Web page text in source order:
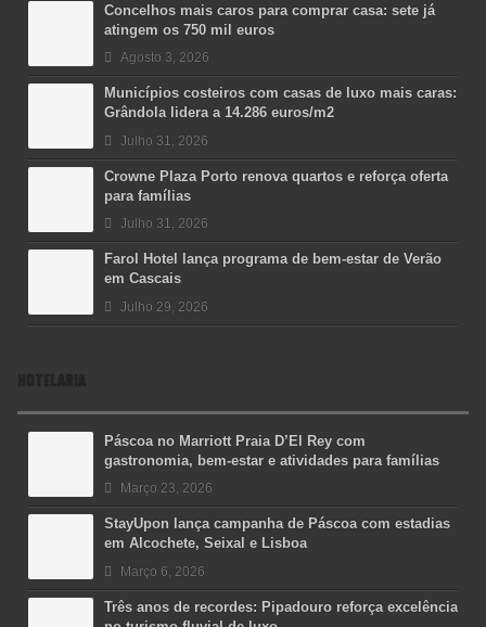
Concelhos mais caros para comprar casa: sete já
atingem os 750 mil euros
Agosto 3, 2026
Municípios costeiros com casas de luxo mais caras:
Grândola lidera a 14.286 euros/m2
Julho 31, 2026
Crowne Plaza Porto renova quartos e reforça oferta
para famílias
Julho 31, 2026
Farol Hotel lança programa de bem-estar de Verão
em Cascais
Julho 29, 2026
HOTELARIA
Páscoa no Marriott Praia D’El Rey com
gastronomia, bem-estar e atividades para famílias
Março 23, 2026
StayUpon lança campanha de Páscoa com estadias
em Alcochete, Seixal e Lisboa
Março 6, 2026
Três anos de recordes: Pipadouro reforça excelência